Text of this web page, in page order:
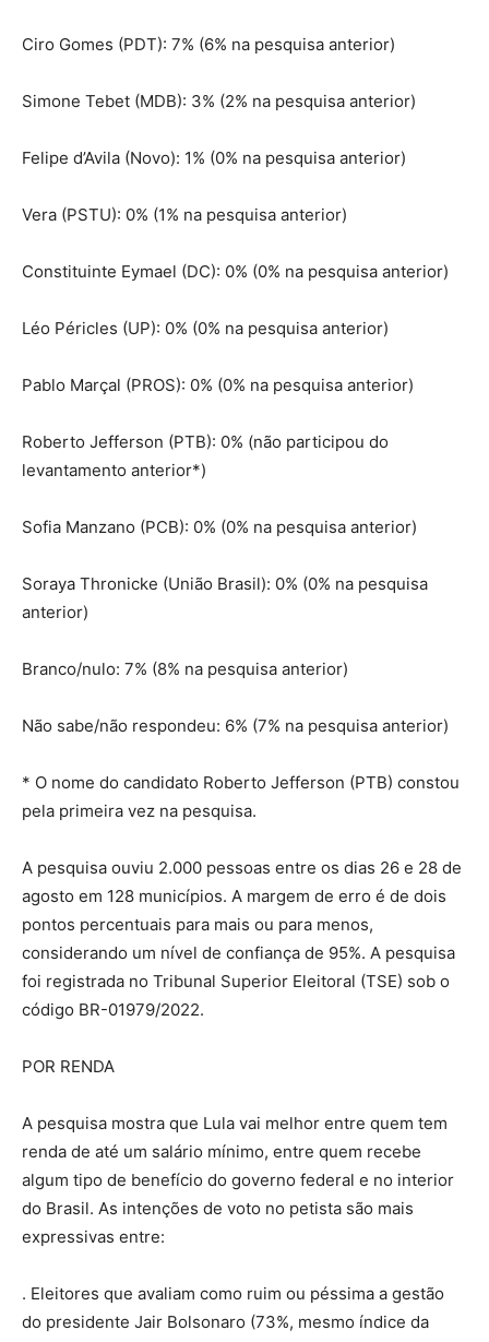
Ciro Gomes (PDT): 7% (6% na pesquisa anterior)
Simone Tebet (MDB): 3% (2% na pesquisa anterior)
Felipe d’Avila (Novo): 1% (0% na pesquisa anterior)
Vera (PSTU): 0% (1% na pesquisa anterior)
Constituinte Eymael (DC): 0% (0% na pesquisa anterior)
Léo Péricles (UP): 0% (0% na pesquisa anterior)
Pablo Marçal (PROS): 0% (0% na pesquisa anterior)
Roberto Jefferson (PTB): 0% (não participou do
levantamento anterior*)
Sofia Manzano (PCB): 0% (0% na pesquisa anterior)
Soraya Thronicke (União Brasil): 0% (0% na pesquisa
anterior)
Branco/nulo: 7% (8% na pesquisa anterior)
Não sabe/não respondeu: 6% (7% na pesquisa anterior)
* O nome do candidato Roberto Jefferson (PTB) constou
pela primeira vez na pesquisa.
A pesquisa ouviu 2.000 pessoas entre os dias 26 e 28 de
agosto em 128 municípios. A margem de erro é de dois
pontos percentuais para mais ou para menos,
considerando um nível de confiança de 95%. A pesquisa
foi registrada no Tribunal Superior Eleitoral (TSE) sob o
código BR-01979/2022.
POR RENDA
A pesquisa mostra que Lula vai melhor entre quem tem
renda de até um salário mínimo, entre quem recebe
algum tipo de benefício do governo federal e no interior
do Brasil. As intenções de voto no petista são mais
expressivas entre:
. Eleitores que avaliam como ruim ou péssima a gestão
do presidente Jair Bolsonaro (73%, mesmo índice da